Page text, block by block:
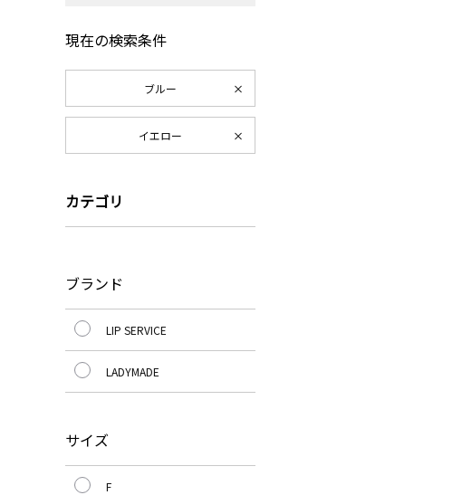
現在の検索条件
ブルー
イエロー
カテゴリ
ブランド
LIP SERVICE
LADYMADE
サイズ
F